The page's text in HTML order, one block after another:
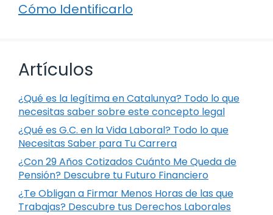
Cómo Identificarlo
Artículos
¿Qué es la legítima en Catalunya? Todo lo que
necesitas saber sobre este concepto legal
¿Qué es G.C. en la Vida Laboral? Todo lo que
Necesitas Saber para Tu Carrera
¿Con 29 Años Cotizados Cuánto Me Queda de
Pensión? Descubre tu Futuro Financiero
¿Te Obligan a Firmar Menos Horas de las que
Trabajas? Descubre tus Derechos Laborales